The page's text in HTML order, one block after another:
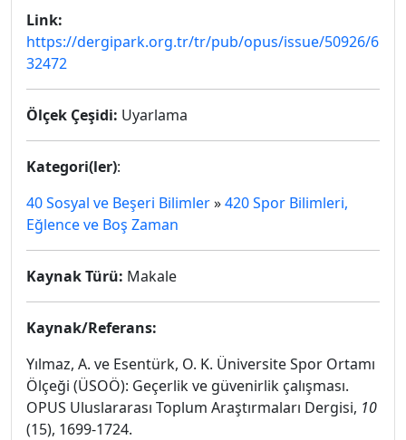
Link:
https://dergipark.org.tr/tr/pub/opus/issue/50926/6
32472
Ölçek Çeşidi: Uyarlama
Kategori(ler):
40 Sosyal ve Beşeri Bilimler»420 Spor Bilimleri,
Eğlence ve Boş Zaman
Kaynak Türü: Makale
Kaynak/Referans:
Yılmaz, A. ve Esentürk, O. K. Üniversite Spor Ortamı
Ölçeği (ÜSOÖ): Geçerlik ve güvenirlik çalışması.
OPUS Uluslararası Toplum Araştırmaları Dergisi, 10
(15), 1699-1724.